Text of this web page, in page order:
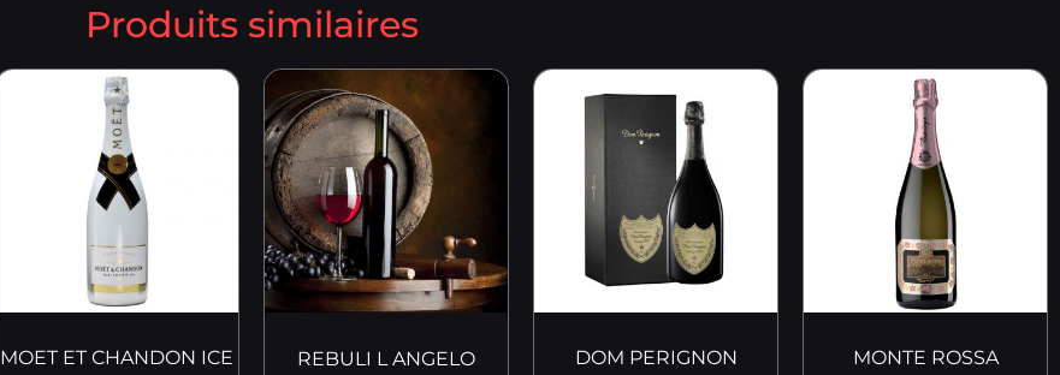
Produits similaires
MOET ET CHANDON ICE
REBULI L ANGELO
DOM PERIGNON
MONTE ROSSA